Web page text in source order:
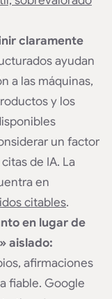
claramente
ayudan
a las máquinas,
y los
un factor
de IA. La
en
citables.
en lugar de
aislado:
afirmaciones
fiable. Google